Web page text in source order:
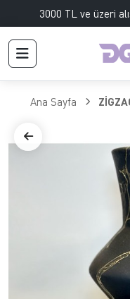
3000 TL ve üzeri
Ana Sayfa